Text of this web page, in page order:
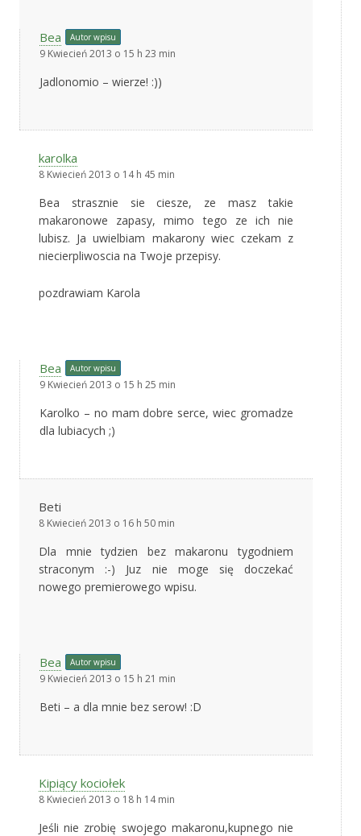
Bea Autor wpisu
9 Kwiecień 2013 o 15 h 23 min
Jadlonomio – wierze! :))
karolka
8 Kwiecień 2013 o 14 h 45 min
Bea strasznie sie ciesze, ze masz takie
makaronowe zapasy, mimo tego ze ich nie
lubisz. Ja uwielbiam makarony wiec czekam z
niecierpliwoscia na Twoje przepisy.
pozdrawiam Karola
Bea Autor wpisu
9 Kwiecień 2013 o 15 h 25 min
Karolko – no mam dobre serce, wiec gromadze
dla lubiacych ;)
Beti
8 Kwiecień 2013 o 16 h 50 min
Dla mnie tydzien bez makaronu tygodniem
straconym :-) Juz nie moge się doczekać
nowego premierowego wpisu.
Bea Autor wpisu
9 Kwiecień 2013 o 15 h 21 min
Beti – a dla mnie bez serow! :D
Kipiący kociołek
8 Kwiecień 2013 o 18 h 14 min
Jeśli nie zrobię swojego makaronu,kupnego nie